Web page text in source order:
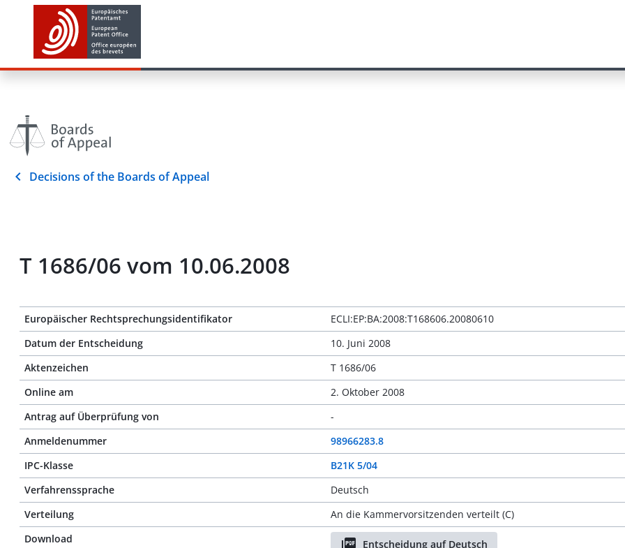
Decisions of the Boards of Appeal
T 1686/06 vom 10.06.2008
Europäischer Rechtsprechungsidentifikator
ECLI:EP:BA:2008:T168606.20080610
Datum der Entscheidung
10. Juni 2008
Aktenzeichen
T 1686/06
Online am
2. Oktober 2008
Antrag auf Überprüfung von
-
Anmeldenummer
98966283.8
IPC-Klasse
B21K 5/04
Verfahrenssprache
Deutsch
Verteilung
An die Kammervorsitzenden verteilt (C)
Download
Entscheidung auf Deutsch